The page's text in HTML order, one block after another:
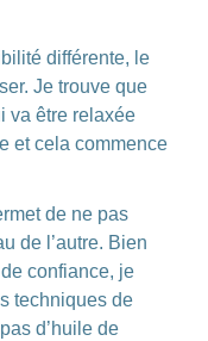
différente, le
Je trouve que
va être relaxée
et cela commence
de ne pas
de l’autre. Bien
confiance, je
techniques de
d’huile de